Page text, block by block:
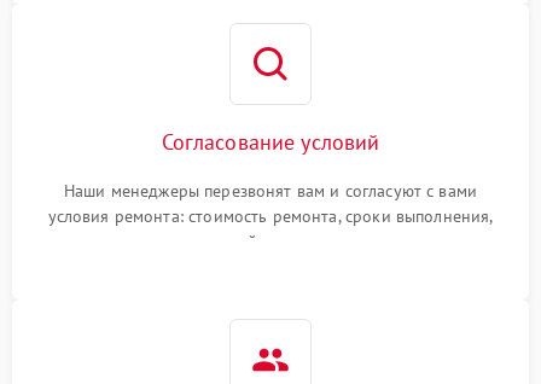
Согласование условий
Наши менеджеры перезвонят вам и согласуют с вами
условия ремонта: стоимость ремонта, сроки выполнения,
гарантийные условия